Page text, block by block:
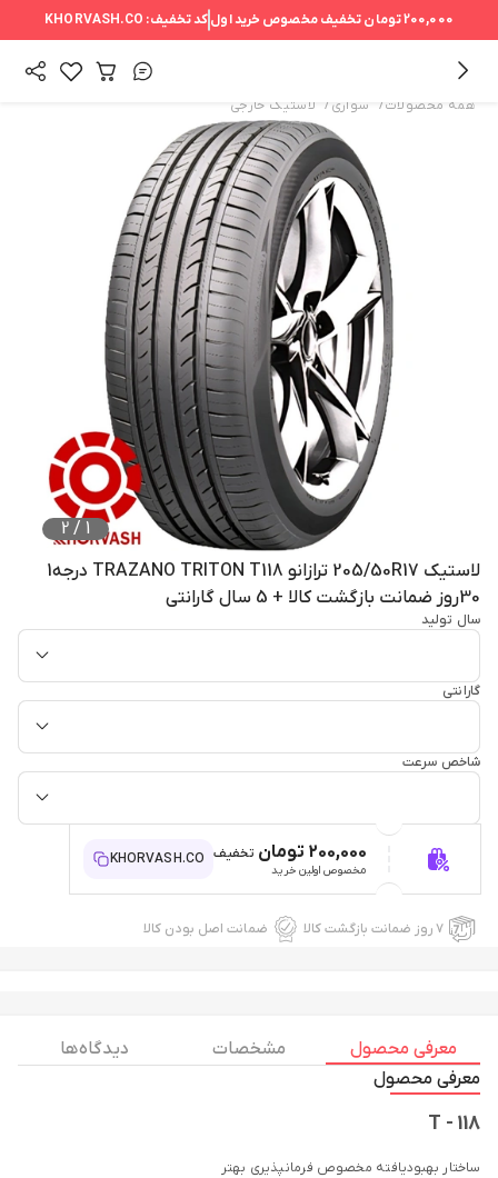
200,000 تومان تخفیف مخصوص خرید اولکد تخفیف: KHORVASH.CO
همه محصولات/ سواری / لاستیک خارجی
1
/
2
لاستیک 205/50R17 ترازانو TRAZANO TRITON T118 درجه1
30روز ضمانت بازگشت کالا + 5 سال گارانتی
سال تولید
گارانتی
شاخص سرعت
200,000 تومان تخفیف
مخصوص اولین خرید
KHORVASH.CO
۷ روز ضمانت بازگشت کالا ضمانت اصل بودن کالا
معرفی محصول مشخصات
دیدگاه ها
معرفی محصول
T - 118
ساختار بهبودیافته مخصوص فرمانپذیری بهتر